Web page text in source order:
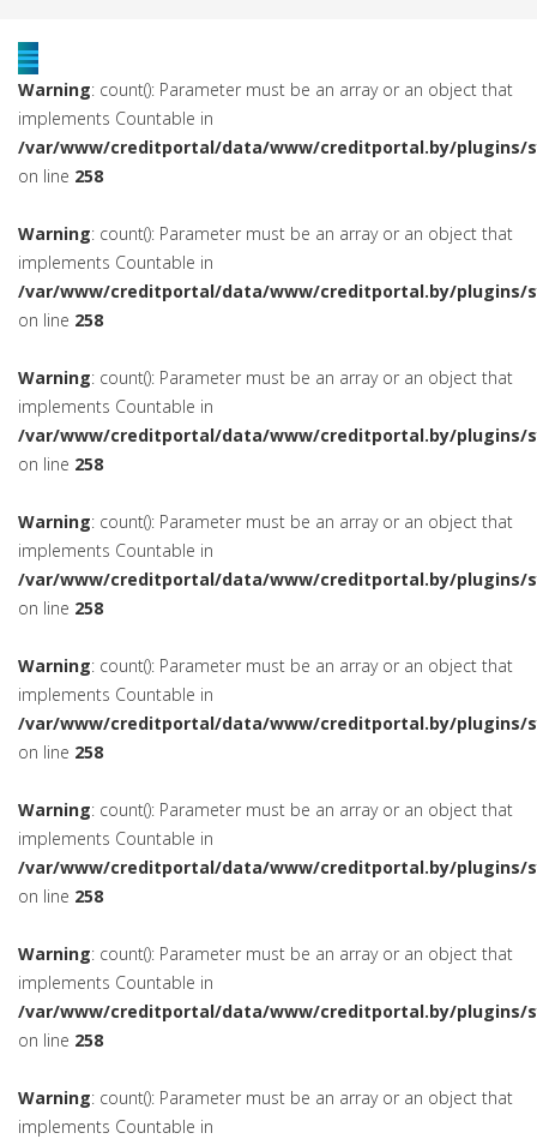
Warning: count(): Parameter must be an array or an object that
implements Countable in
/var/www/creditportal/data/www/creditportal.by/plugins/
on line 258
Warning: count(): Parameter must be an array or an object that
implements Countable in
/var/www/creditportal/data/www/creditportal.by/plugins/
on line 258
Warning: count(): Parameter must be an array or an object that
implements Countable in
/var/www/creditportal/data/www/creditportal.by/plugins/
on line 258
Warning: count(): Parameter must be an array or an object that
implements Countable in
/var/www/creditportal/data/www/creditportal.by/plugins/
on line 258
Warning: count(): Parameter must be an array or an object that
implements Countable in
/var/www/creditportal/data/www/creditportal.by/plugins/
on line 258
Warning: count(): Parameter must be an array or an object that
implements Countable in
/var/www/creditportal/data/www/creditportal.by/plugins/
on line 258
Warning: count(): Parameter must be an array or an object that
implements Countable in
/var/www/creditportal/data/www/creditportal.by/plugins/
on line 258
Warning: count(): Parameter must be an array or an object that
implements Countable in